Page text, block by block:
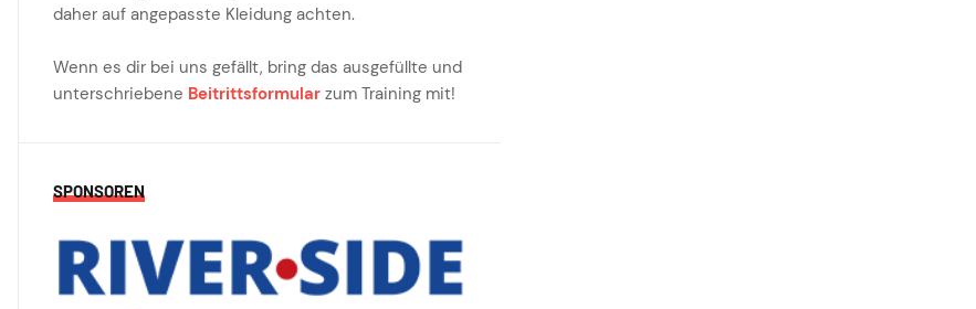
daher auf angepasste Kleidung achten.
Wenn es dir bei uns gefällt, bring das ausgefüllte und
unterschriebene Beitrittsformular zum Training mit!
SPONSOREN